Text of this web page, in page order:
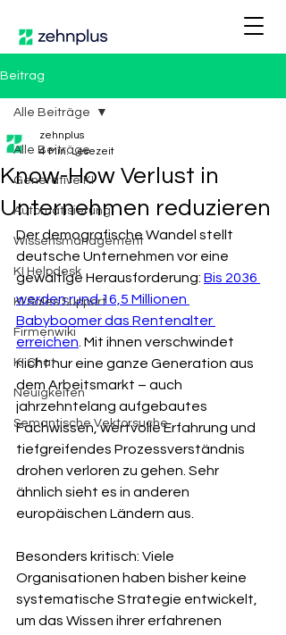
Beitrag
Alle Beiträge
Generative KI
Automatisierung
Wissensmanagement
KI Helpdesk
KI Sales Support
Firmenwiki
KI Chat
Neuigkeiten
Semantische Vektorsuche
Alle Beiträge
Know-How Verlust in
Unternehmen reduzieren
zehnplus
4 Min. Lesezeit
Der demografische Wandel stellt
deutsche Unternehmen vor eine
gewaltige Herausforderung: Bis 2036
werden rund 16,5 Millionen
Babyboomer das Rentenalter
erreichen . Mit ihnen verschwindet
nicht nur eine ganze Generation aus
dem Arbeitsmarkt – auch
jahrzehntelang aufgebautes
Fachwissen, wertvolle Erfahrung und
tiefgreifendes Prozessverständnis
drohen verloren zu gehen. Sehr
ähnlich sieht es in anderen
europäischen Ländern aus.
Besonders kritisch: Viele
Organisationen haben bisher keine
systematische Strategie entwickelt,
um das Wissen ihrer erfahrenen